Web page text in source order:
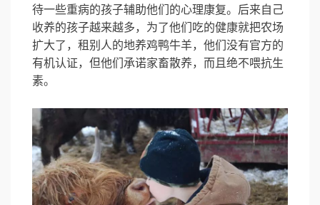
待一些重病的孩子辅助他们的心理康复。后来自己
收养的孩子越来越多，为了他们吃的健康就把农场
扩大了，租别人的地养鸡鸭牛羊，他们没有官方的
有机认证，但他们承诺家畜散养，而且绝不喂抗生
素。